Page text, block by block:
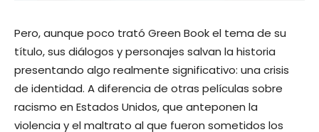
Pero, aunque poco trató Green Book el tema de su
título, sus diálogos y personajes salvan la historia
presentando algo realmente significativo: una crisis
de identidad. A diferencia de otras películas sobre
racismo en Estados Unidos, que anteponen la
violencia y el maltrato al que fueron sometidos los